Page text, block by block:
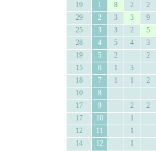
19
1 8 2 2
29
2 3 3 9
25
3 3 2 5
28
4 5 4 3
19
5 2 2
15
6 1 3
18
7 1 1 2
10
8
17
9 2 2
17
10 1
12
11 1
14
12 1